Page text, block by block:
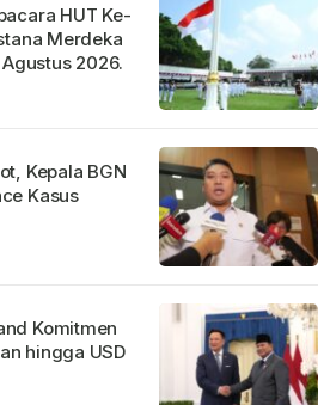
HUT Ke-
Merdeka
2026.
Kepala BGN
Kasus
Komitmen
hingga USD